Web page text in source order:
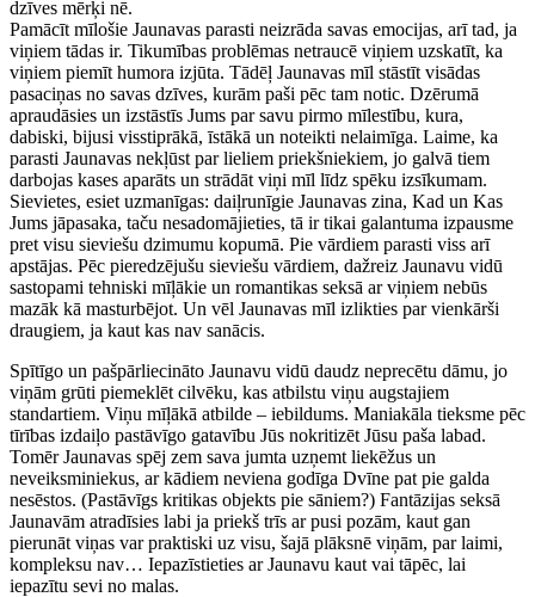
dzīves mērķi nē.
Pamācīt mīlošie Jaunavas parasti neizrāda savas emocijas, arī tad, ja
viņiem tādas ir. Tikumības problēmas netraucē viņiem uzskatīt, ka
viņiem piemīt humora izjūta. Tādēļ Jaunavas mīl stāstīt visādas
pasaciņas no savas dzīves, kurām paši pēc tam notic. Dzērumā
apraudāsies un izstāstīs Jums par savu pirmo mīlestību, kura,
dabiski, bijusi visstiprākā, īstākā un noteikti nelaimīga. Laime, ka
parasti Jaunavas nekļūst par lieliem priekšniekiem, jo galvā tiem
darbojas kases aparāts un strādāt viņi mīl līdz spēku izsīkumam.
Sievietes, esiet uzmanīgas: daiļrunīgie Jaunavas zina, Kad un Kas
Jums jāpasaka, taču nesadomājieties, tā ir tikai galantuma izpausme
pret visu sieviešu dzimumu kopumā. Pie vārdiem parasti viss arī
apstājas. Pēc pieredzējušu sieviešu vārdiem, dažreiz Jaunavu vidū
sastopami tehniski mīļākie un romantikas seksā ar viņiem nebūs
mazāk kā masturbējot. Un vēl Jaunavas mīl izlikties par vienkārši
draugiem, ja kaut kas nav sanācis.
Spītīgo un pašpārliecināto Jaunavu vidū daudz neprecētu dāmu, jo
viņām grūti piemeklēt cilvēku, kas atbilstu viņu augstajiem
standartiem. Viņu mīļākā atbilde – iebildums. Maniakāla tieksme pēc
tīrības izdaiļo pastāvīgo gatavību Jūs nokritizēt Jūsu paša labad.
Tomēr Jaunavas spēj zem sava jumta uzņemt liekēžus un
neveiksminiekus, ar kādiem neviena godīga Dvīne pat pie galda
nesēstos. (Pastāvīgs kritikas objekts pie sāniem?) Fantāzijas seksā
Jaunavām atradīsies labi ja priekš trīs ar pusi pozām, kaut gan
pierunāt viņas var praktiski uz visu, šajā plāksnē viņām, par laimi,
kompleksu nav… Iepazīstieties ar Jaunavu kaut vai tāpēc, lai
iepazītu sevi no malas.